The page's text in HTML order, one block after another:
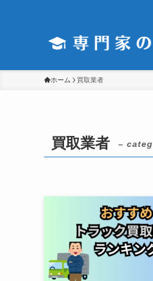
ホーム 買取業者
買取業者 –